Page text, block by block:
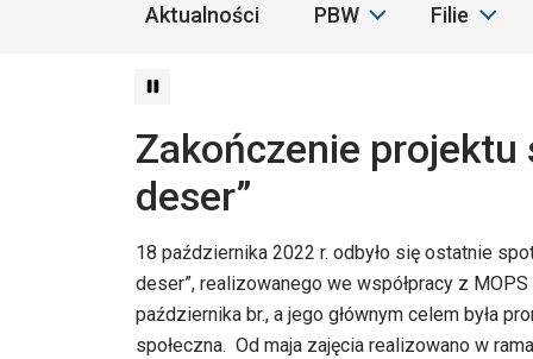
Aktualności PBW Filie
Zakończenie projektu
deser”
18 października 2022 r. odbyło się ostatnie
deser”, realizowanego we współpracy z
października br., a jego głównym celem była
społeczna. Od maja zajęcia realizowano w